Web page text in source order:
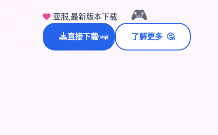
🎮
亚服,最新版本下载
直接下载
✨⭐
💫 了解更多 🤔